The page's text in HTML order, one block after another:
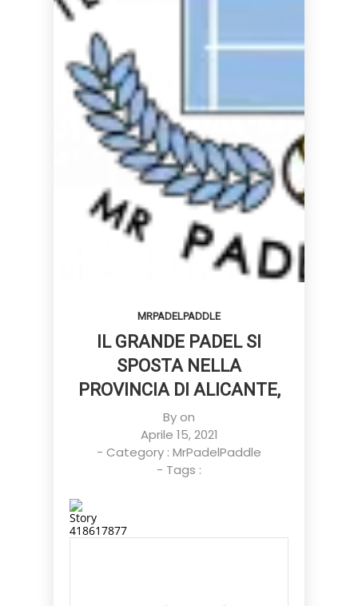
MRPADELPADDLE
IL GRANDE PADEL SI
SPOSTA NELLA
PROVINCIA DI ALICANTE,
By on
Aprile 15, 2021
- Category : MrPadelPaddle
- Tags :